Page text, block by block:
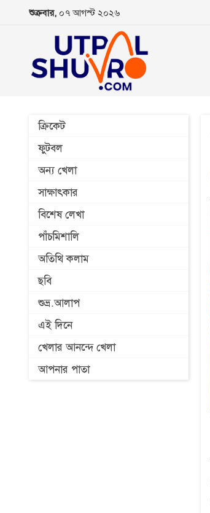
শুক্রবার, ০৭ আগস্ট ২০২৬
ক্রিকেট
ফুটবল
অন্য খেলা
সাক্ষাৎকার
বিশেষ লেখা
পাঁচমিশালি
অতিথি কলাম
ছবি
শুভ্র.আলাপ
এই দিনে
খেলার আনন্দে খেলা
আপনার পাতা